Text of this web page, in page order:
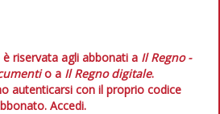
riservata agli abbonati a Il Regno -
o a Il Regno digitale.
autenticarsi con il proprio codice
Accedi.